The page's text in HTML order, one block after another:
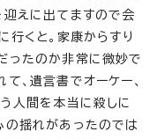
迎えに出てますので会
行くと。家康からすり
ったのか非常に微妙で
、遺言書でオーケー、
人間を本当に殺しに
の揺れがあったのでは